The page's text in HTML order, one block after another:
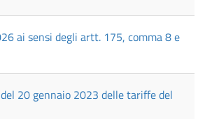
ai sensi degli artt. 175, comma 8 e
20 gennaio 2023 delle tariffe del